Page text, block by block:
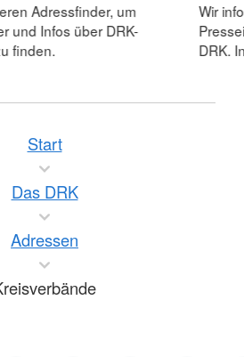
Adressfinder, um
und Infos über DRK-
finden.
Wir
DRK.
Start
Das DRK
Adressen